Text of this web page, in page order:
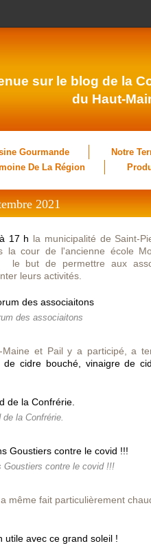
sur le blog de la
du Haut-
Gourmande
Notre
De La Région
2021
17 h la municipalité de Saint-
la cour de l'ancienne école
le but de permettre aux
leurs activités.
des associaitons
et Pail y a participé, a
cidre bouché, vinaigre de
de la Confrérie.
Goustiers contre le covid !!!
même fait particulièrement